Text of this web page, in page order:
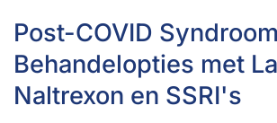
Post-COVID
Behandelopties met
Naltrexon en SSRI's